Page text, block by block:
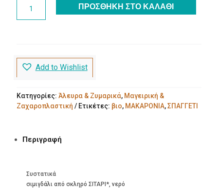
ΠΡΟΣΘΉΚΗ ΣΤΟ ΚΑΛΆΘΙ
Add to Wishlist
Κατηγορίες: Άλευρα & Ζυμαρικά, Μαγειρική &
Ζαχαροπλαστική
Ετικέτες: βιο, ΜΑΚΑΡΟΝΙΑ,ΣΠΑΓΓΕΤΙ
Περιγραφή
Συστατικά
σιμιγδάλι από σκληρό ΣΙΤΑΡΙ*, νερό